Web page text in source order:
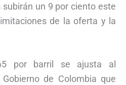
un 9 por ciento este
de la oferta y la
por barril se ajusta al
de Colombia que